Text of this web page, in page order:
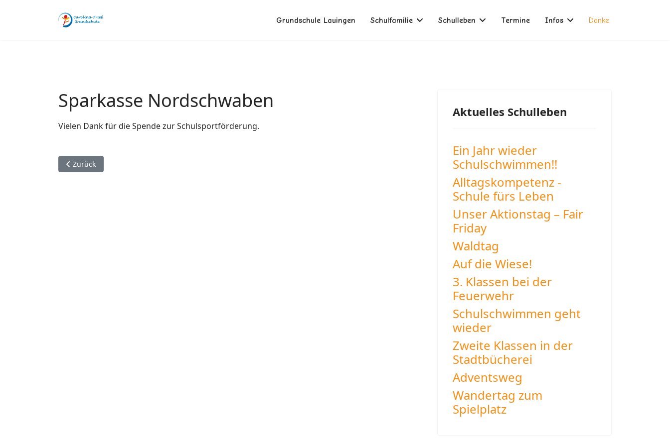
Grundschule Lauingen Schulfamilie Schulleben Termine Infos Danke
Sparkasse Nordschwaben
Vielen Dank für die Spende zur Schulsportförderung.
Vorheriger Beitrag: Ortsverkehrswacht
Zurück
Aktuelles Schulleben
Ein Jahr wieder
Schulschwimmen!!
Alltagskompetenz -
Schule fürs Leben
Unser Aktionstag – Fair
Friday
Waldtag
Auf die Wiese!
3. Klassen bei der
Feuerwehr
Schulschwimmen geht
wieder
Zweite Klassen in der
Stadtbücherei
Adventsweg
Wandertag zum
Spielplatz